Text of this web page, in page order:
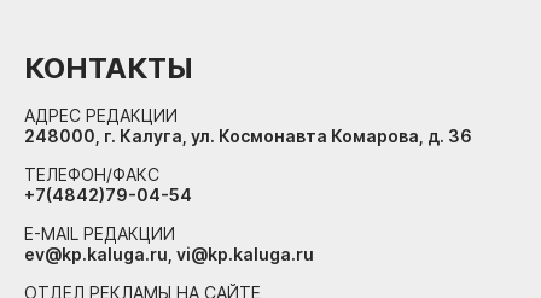
КОНТАКТЫ
АДРЕС РЕДАКЦИИ
248000, г. Калуга, ул. Космонавта Комарова, д. 36
ТЕЛЕФОН/ФАКС
+7(4842)79-04-54
E-MAIL РЕДАКЦИИ
ev@kp.kaluga.ru, vi@kp.kaluga.ru
ОТДЕЛ РЕКЛАМЫ НА САЙТЕ